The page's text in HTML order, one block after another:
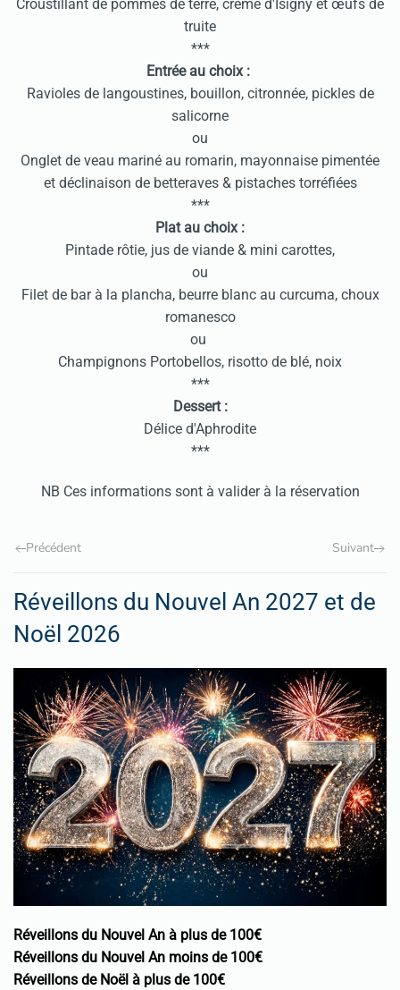
Croustillant de pommes de terre, crème d'Isigny et œufs de
truite
***
Entrée au choix :
Ravioles de langoustines, bouillon, citronnée, pickles de
salicorne
ou
Onglet de veau mariné au romarin, mayonnaise pimentée
et déclinaison de betteraves & pistaches torréfiées
***
Plat au choix :
Pintade rôtie, jus de viande & mini carottes,
ou
Filet de bar à la plancha, beurre blanc au curcuma, choux
romanesco
ou
Champignons Portobellos, risotto de blé, noix
***
Dessert :
Délice d'Aphrodite
***
NB Ces informations sont à valider à la réservation
Précédent Suivant
Réveillons du Nouvel An 2027 et de
Noël 2026
Réveillons du Nouvel An à plus de 100€
Réveillons du Nouvel An moins de 100€
Réveillons de Noël à plus de 100€